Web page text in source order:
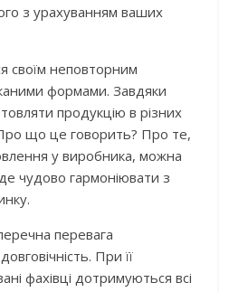
з урахуванням ваших
своїм неповторним
формами. Завдяки
продукцію в різних
що це говорить? Про те,
у виробника, можна
чудово гармоніювати з
перевага
При її
фахівці дотримуються всі